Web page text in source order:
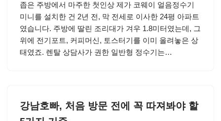
좁은 주방에서 마주한 첫인상 제가 코웨이 얼음정수기
미니를 설치한 건 2년 전, 막 전세로 이사한 24평 아파트
였습니다. 주방에 딸린 조리대가 겨우 1.8미터였는데, 그
위에 전기포트, 커피머신, 토스터기를 이미 올려놓은 상
태였죠. 렌탈 상담사가 권한 일반형 정수기는…
강남호빠, 처음 방문 전에 꼭 따져봐야 할